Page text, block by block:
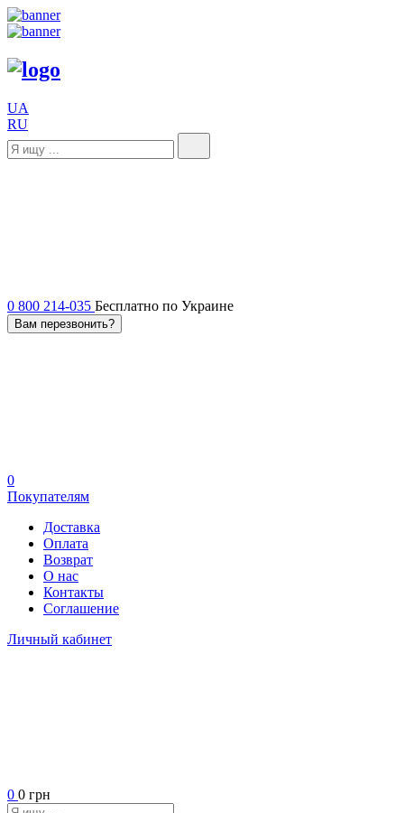
UA
RU
0 800 214-035 Бесплатно по Украине
Вам перезвонить?
0
Покупателям
Доставка
Оплата
Возврат
О нас
Контакты
Соглашение
Личный кабинет
0 0 грн